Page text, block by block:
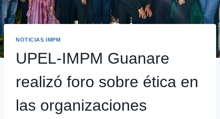
NOTICIAS IMPM
UPEL-IMPM Guanare
realizó foro sobre ética en
las organizaciones